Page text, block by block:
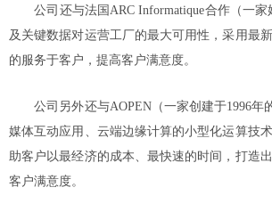
公司还与法国ARC Informatique合作（一家
及关键数据对运营工厂的最大可用性，采用最
的服务于客户，提高客户满意度。
公司另外还与AOPEN（一家创建于1996年
媒体互动应用、云端边缘计算的小型化运算技
助客户以最经济的成本、最快速的时间，打造
客户满意度。